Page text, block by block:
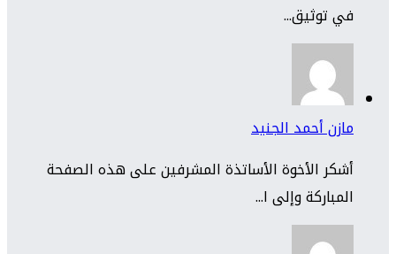
في توثيق...
مازن أحمد الجنيد
أشكر الأخوة الأساتذة المشرفين على هذه الصفحة
المباركة وإلى ا...